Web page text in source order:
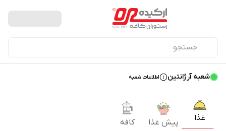
شعبه آرژانتین اطلاعات شعبه
غذا پیش غذا کافه